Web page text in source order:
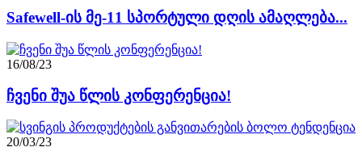
Safewell-ის მე-11 სპორტული დღის ამაღლება...
16/08/23
ჩვენი შუა წლის კონფერენცია!
20/03/23